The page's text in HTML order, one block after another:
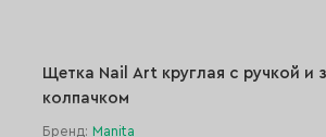
Щетка Nail Art круглая с ручкой и
колпачком
Бренд: Manita